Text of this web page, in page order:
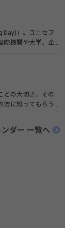
）
」。ユニセフ
際機関や大学、企
との大切さ、その
方に知ってもらう
ド）
ダー 一覧へ